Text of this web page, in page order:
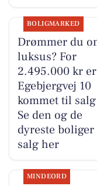
BOLIGMARKED
Drømmer du
luksus? For
2.495.000 kr er
Egebjergvej 10
kommet til
Se den og de
dyreste
salg her
MINDEORD